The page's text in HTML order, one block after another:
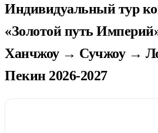
Индивидуальный тур
«Золотой путь
Ханчжоу → Сучжоу →
Пекин 2026-2027